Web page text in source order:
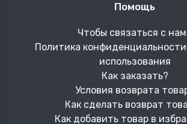
Помощь
Чтобы связаться с
Политика конфиденциальности
использования
Как заказать?
Условия возврата
Как сделать возврат
Как добавить товар в